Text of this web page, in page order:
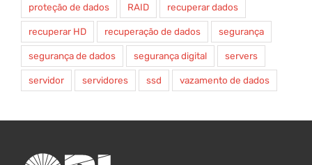
proteção de dados RAID recuperar dados
recuperar HD recuperação de dados segurança
segurança de dados segurança digital servers
servidor servidores ssd vazamento de dados